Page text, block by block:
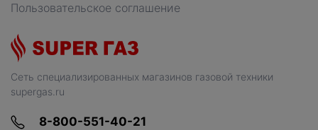
Сеть специализированных магазинов газовой техники
supergas.ru
8-800-551-40-21
Пользовательское соглашение